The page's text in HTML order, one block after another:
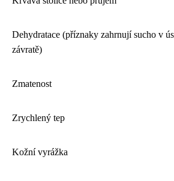
Dehydratace (příznaky zahrnují sucho v
závratě)
Zmatenost
Zrychlený tep
Kožní vyrážka